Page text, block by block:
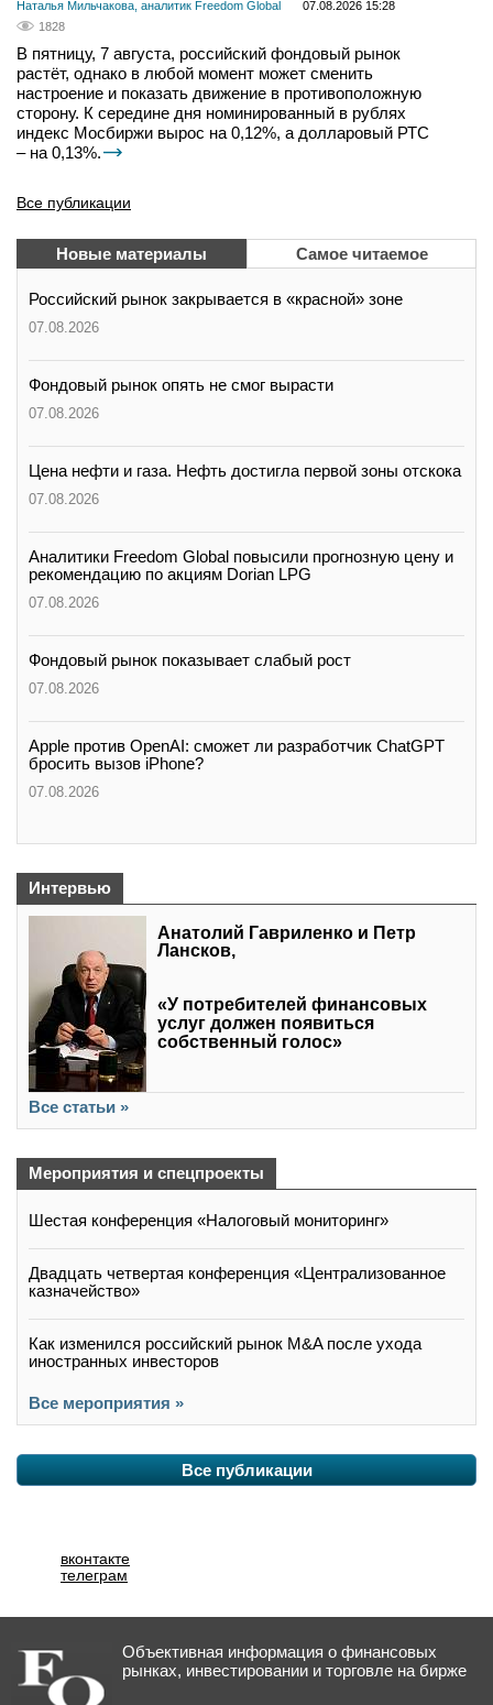
Наталья Мильчакова, аналитик Freedom Global
07.08.2026 15:28
1828
В пятницу, 7 августа, российский фондовый рынок
растёт, однако в любой момент может сменить
настроение и показать движение в противоположную
сторону. К середине дня номинированный в рублях
индекс Мосбиржи вырос на 0,12%, а долларовый РТС
– на 0,13%.
Все публикации
Новые материалы Самое читаемое
Российский рынок закрывается в «красной» зоне
07.08.2026
Фондовый рынок опять не смог вырасти
07.08.2026
Цена нефти и газа. Нефть достигла первой зоны отскока
07.08.2026
Аналитики Freedom Global повысили прогнозную цену и
рекомендацию по акциям Dorian LPG
07.08.2026
Фондовый рынок показывает слабый рост
07.08.2026
Apple против OpenAI: сможет ли разработчик ChatGPT
бросить вызов iPhone?
07.08.2026
Интервью
Анатолий Гавриленко и Петр
Лансков,
«У потребителей финансовых
услуг должен появиться
собственный голос»
Все статьи »
Мероприятия и спецпроекты
Шестая конференция «Налоговый мониторинг»
Двадцать четвертая конференция «Централизованное
казначейство»
Как изменился российский рынок M&A после ухода
иностранных инвесторов
Все мероприятия »
Все публикации
вконтакте
телеграм
Объективная информация о финансовых
рынках, инвестировании и торговле на бирже